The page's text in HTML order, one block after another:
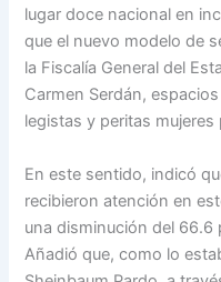
lugar doce nacional en
que el nuevo modelo de
la Fiscalía General del
Carmen Serdán,
legistas y peritas
En este sentido, indicó
recibieron atención en
una disminución del
Añadió que, como lo